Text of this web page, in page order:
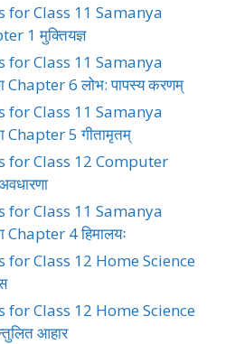
for Class 11 Samanya
1 मुक्तियज्ञ
for Class 11 Samanya
Chapter 6 लोभ: पापस्य करणम्
for Class 11 Samanya
Chapter 5 गीतामृतम्
for Class 12 Computer
for Class 11 Samanya
Chapter 4 हिमालयः
for Class 12 Home Science
for Class 12 Home Science
आहार